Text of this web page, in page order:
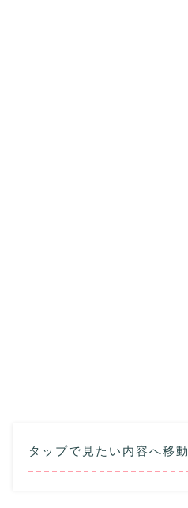
タップで見たい内容へ移動